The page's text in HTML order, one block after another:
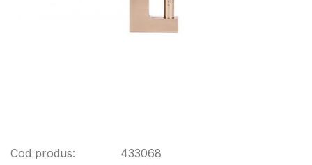
Cod produs:
433068